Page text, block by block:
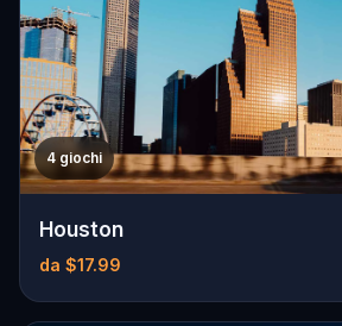
4 giochi
Houston
da $17.99